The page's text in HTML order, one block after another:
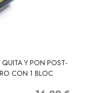
Y PON POST-
CON 1 BLOC